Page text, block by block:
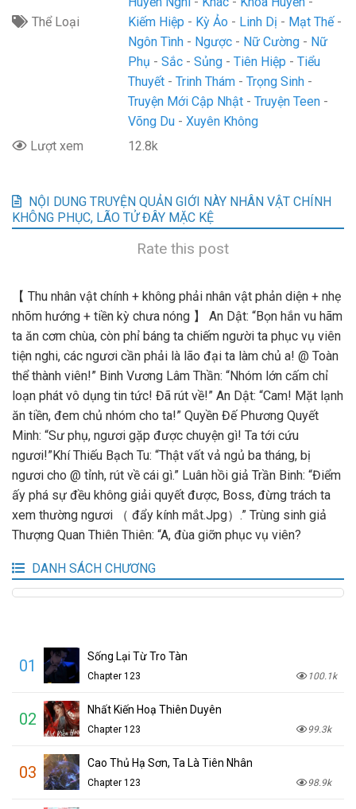
Thể Loại
Kiếm Hiệp
Kỳ Ảo Linh Dị
Mạt Thế
Ngôn Tình
Ngược Nữ Cường
Nữ
Phụ
Sắc Sủng Tiên Hiệp
Tiểu
Thuyết
Trinh Thám
Trọng Sinh
Truyện Mới Cập Nhật
Truyện Teen
Võng Du
Xuyên Không
Lượt xem
12.8k
NỘI DUNG TRUYỆN QUẢN GIỚI NÀY NHÂN VẬT CHÍNH
KHÔNG PHỤC, LÃO TỬ ĐÂY MẶC KỆ
Rate this post
【 Thu nhân vật chính + không phải nhân vật phản diện + nhẹ
nhõm hướng + tiền kỳ chưa nóng 】 An Dật: “Bọn hắn vu hãm
ta ăn cơm chùa, còn phỉ báng ta chiếm người ta phục vụ viên
tiện nghi, các ngươi cần phải là lão đại ta làm chủ a! @ Toàn
thể thành viên!” Binh Vương Lâm Thần: “Nhóm lớn cấm chỉ
loạn phát vô dụng tin tức! Đã rút về!” An Dật: “Cam! Mặt lạnh
ăn tiền, đem chủ nhóm cho ta!” Quyền Đế Phương Quyết
Minh: “Sư phụ, ngươi gặp được chuyện gì! Ta tới cứu
ngươi!”Khí Thiếu Bạch Tu: “Thật vất vả ngủ ba tháng, bị
ngươi cho @ tỉnh, rút về cái gì.” Luân hồi giả Trần Binh: “Điểm
ấy phá sự đều không giải quyết được, Boss, đừng trách ta
xem thường ngươi （ đẩy kính mắt.Jpg）.” Trùng sinh giả
Thượng Quan Thiên Thiên: “A, đùa giỡn phục vụ viên?
DANH SÁCH CHƯƠNG
01 Sống Lại Từ Tro Tàn
Chapter 123 100.1k
02 Nhất Kiến Hoạ Thiên Duyên
Chapter 123 99.3k
03 Cao Thủ Hạ Sơn, Ta Là Tiên Nhân
Chapter 123 98.9k